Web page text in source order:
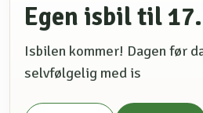
Egen isbil til
Isbilen kommer! Dagen før
selvfølgelig med is